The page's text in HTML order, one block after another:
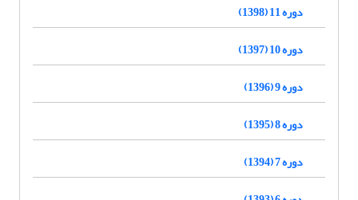
دوره 11 (1398)
دوره 10 (1397)
دوره 9 (1396)
دوره 8 (1395)
دوره 7 (1394)